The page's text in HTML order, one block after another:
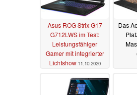
Asus ROG Strix G17
G712LWS im Test:
Leistungsfähiger
Gamer mit integrierter
Lichtshow 11.10.2020
Das